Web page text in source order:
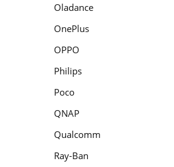
Oladance
OnePlus
OPPO
Philips
Poco
QNAP
Qualcomm
Ray-Ban